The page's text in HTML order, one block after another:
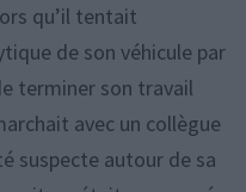
qu’il tentait
de son véhicule par
terminer son travail
avec un collègue
suspecte autour de sa